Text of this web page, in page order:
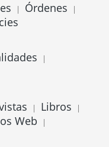
| Órdenes |
|
| Libros |
Web |